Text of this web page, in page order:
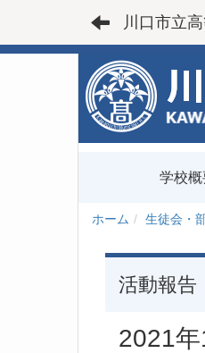
川口市立
学校概
ホーム 生徒会・
活動報告
2021